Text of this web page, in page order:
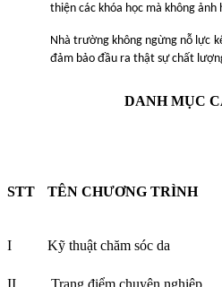
thiện các khóa học mà không
Nhà trường không ngừng nỗ lực
đảm bảo đầu ra thật sự chất
DANH MỤC
STT TÊN CHƯƠNG TRÌNH
I Kỹ thuật chăm sóc da
II Trang điểm chuyên nghiệp